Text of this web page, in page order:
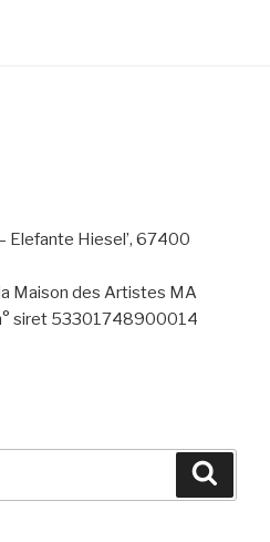
Elefante Hiesel’, 67400
Maison des Artistes MA
siret 53301748900014